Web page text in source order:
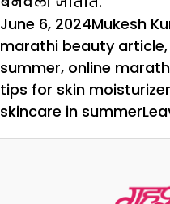
Posted
on
June 6, 2024Author
Mukesh
marathi beauty article,
summer, online
tips for skin moisturizer
skincare in summer